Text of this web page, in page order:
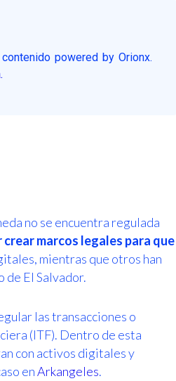
powered by Orionx.
no se encuentra regulada
marcos legales para que
mientras que otros han
de El Salvador.
las transacciones o
(ITF). Dentro de esta
con activos digitales y
enArkangeles.